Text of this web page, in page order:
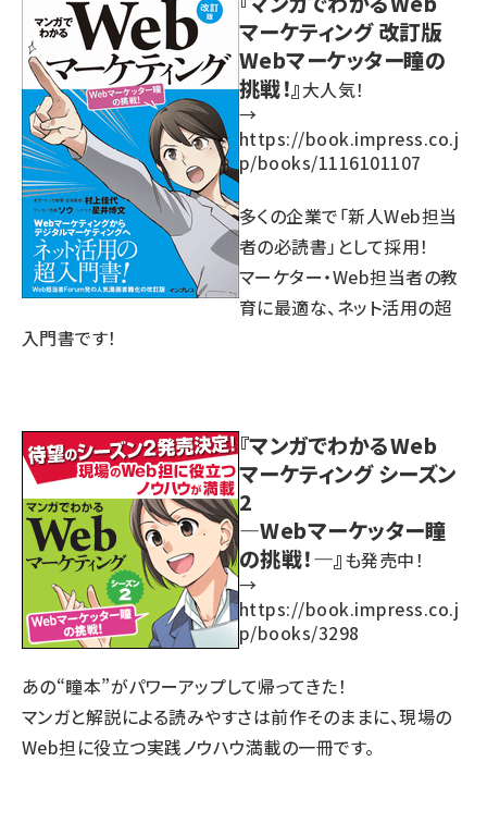
マーケティング 改訂版
Webマーケッター瞳の
挑戦！』大人気！
→
https://book.impress.co.j
p/books/1116101107
多くの企業で「新人Web担当
者の必読書」として採用！
マーケター・Web担当者の教
育に最適な、ネット活用の超
入門書です！
『マンガでわかるWeb
マーケティング シーズン
2
―Webマーケッター瞳
の挑戦！―』も発売中！
→
https://book.impress.co.j
p/books/3298
あの“瞳本”がパワーアップして帰ってきた！
マンガと解説による読みやすさは前作そのままに、現場の
Web担に役立つ実践ノウハウ満載の一冊です。